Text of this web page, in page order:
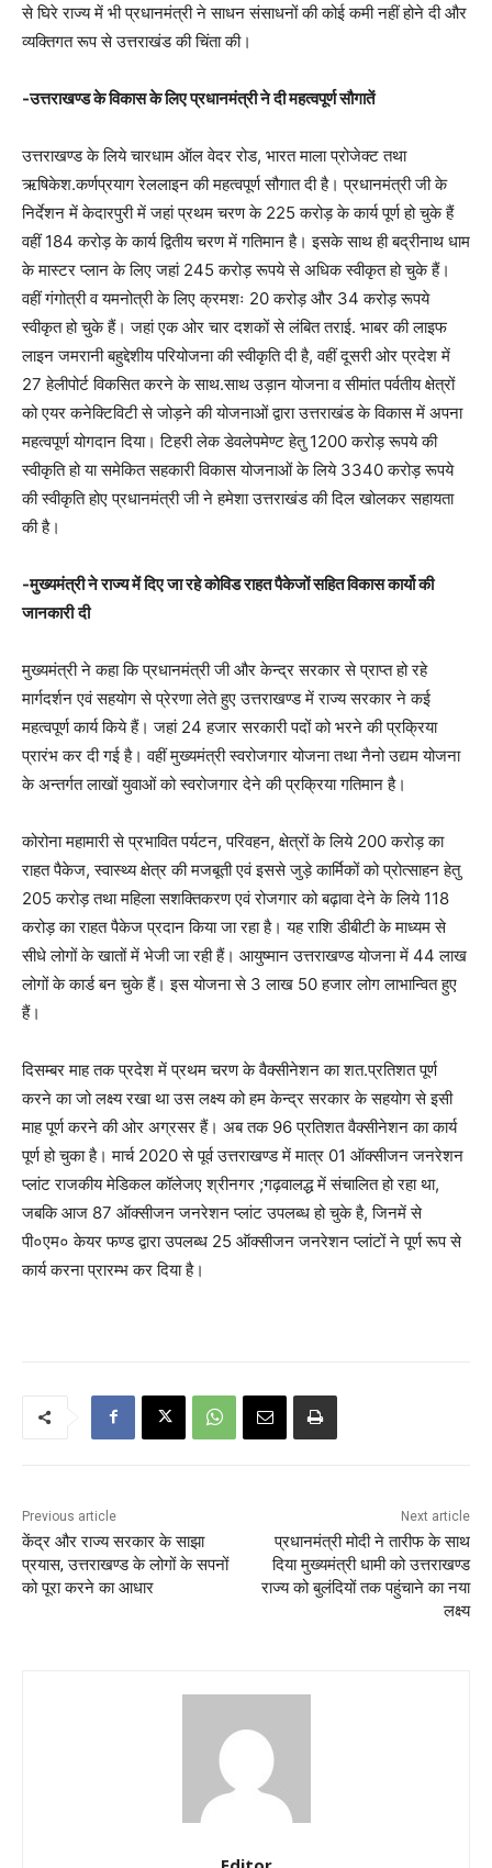
से घिरे राज्य में भी प्रधानमंत्री ने साधन संसाधनों की कोई कमी नहीं होने दी और
व्यक्तिगत रूप से उत्तराखंड की चिंता की।
-उत्तराखण्ड के विकास के लिए प्रधानमंत्री ने दी महत्वपूर्ण सौगातें
उत्तराखण्ड के लिये चारधाम ऑल वेदर रोड, भारत माला प्रोजेक्ट तथा
ऋषिकेश.कर्णप्रयाग रेललाइन की महत्वपूर्ण सौगात दी है। प्रधानमंत्री जी के
निर्देशन में केदारपुरी में जहां प्रथम चरण के 225 करोड़ के कार्य पूर्ण हो चुके हैं
वहीं 184 करोड़ के कार्य द्वितीय चरण में गतिमान है। इसके साथ ही बद्रीनाथ धाम
के मास्टर प्लान के लिए जहां 245 करोड़ रूपये से अधिक स्वीकृत हो चुके हैं।
वहीं गंगोत्री व यमनोत्री के लिए क्रमशः 20 करोड़ और 34 करोड़ रूपये
स्वीकृत हो चुके हैं। जहां एक ओर चार दशकों से लंबित तराई. भाबर की लाइफ
लाइन जमरानी बहुद्देशीय परियोजना की स्वीकृति दी है, वहीं दूसरी ओर प्रदेश में
27 हेलीपोर्ट विकसित करने के साथ.साथ उड़ान योजना व सीमांत पर्वतीय क्षेत्रों
को एयर कनेक्टिविटी से जोड़ने की योजनाओं द्वारा उत्तराखंड के विकास में अपना
महत्वपूर्ण योगदान दिया। टिहरी लेक डेवलेपमेण्ट हेतु 1200 करोड़ रूपये की
स्वीकृति हो या समेकित सहकारी विकास योजनाओं के लिये 3340 करोड़ रूपये
की स्वीकृति होए प्रधानमंत्री जी ने हमेशा उत्तराखंड की दिल खोलकर सहायता
की है।
-मुख्यमंत्री ने राज्य में दिए जा रहे कोविड राहत पैकेजों सहित विकास कार्यो की
जानकारी दी
मुख्यमंत्री ने कहा कि प्रधानमंत्री जी और केन्द्र सरकार से प्राप्त हो रहे
मार्गदर्शन एवं सहयोग से प्रेरणा लेते हुए उत्तराखण्ड में राज्य सरकार ने कई
महत्वपूर्ण कार्य किये हैं। जहां 24 हजार सरकारी पदों को भरने की प्रक्रिया
प्रारंभ कर दी गई है। वहीं मुख्यमंत्री स्वरोजगार योजना तथा नैनो उद्यम योजना
के अन्तर्गत लाखों युवाओं को स्वरोजगार देने की प्रक्रिया गतिमान है।
कोरोना महामारी से प्रभावित पर्यटन, परिवहन, क्षेत्रों के लिये 200 करोड़ का
राहत पैकेज, स्वास्थ्य क्षेत्र की मजबूती एवं इससे जुड़े कार्मिकों को प्रोत्साहन हेतु
205 करोड़ तथा महिला सशक्तिकरण एवं रोजगार को बढ़ावा देने के लिये 118
करोड़ का राहत पैकेज प्रदान किया जा रहा है। यह राशि डीबीटी के माध्यम से
सीधे लोगों के खातों में भेजी जा रही हैं। आयुष्मान उत्तराखण्ड योजना में 44 लाख
लोगों के कार्ड बन चुके हैं। इस योजना से 3 लाख 50 हजार लोग लाभान्वित हुए
हैं।
दिसम्बर माह तक प्रदेश में प्रथम चरण के वैक्सीनेशन का शत.प्रतिशत पूर्ण
करने का जो लक्ष्य रखा था उस लक्ष्य को हम केन्द्र सरकार के सहयोग से इसी
माह पूर्ण करने की ओर अग्रसर हैं। अब तक 96 प्रतिशत वैक्सीनेशन का कार्य
पूर्ण हो चुका है। मार्च 2020 से पूर्व उत्तराखण्ड में मात्र 01 ऑक्सीजन जनरेशन
प्लांट राजकीय मेडिकल कॉलेजए श्रीनगर ;गढ़वालद्ध में संचालित हो रहा था,
जबकि आज 87 ऑक्सीजन जनरेशन प्लांट उपलब्ध हो चुके है, जिनमें से
पी०एम० केयर फण्ड द्वारा उपलब्ध 25 ऑक्सीजन जनरेशन प्लांटों ने पूर्ण रूप से
कार्य करना प्रारम्भ कर दिया है।
Previous article
केंद्र और राज्य सरकार के साझा
प्रयास, उत्तराखण्ड के लोगों के सपनों
को पूरा करने का आधार
Next article
प्रधानमंत्री मोदी ने तारीफ के साथ
दिया मुख्यमंत्री धामी को उत्तराखण्ड
राज्य को बुलंदियों तक पहुंचाने का नया
लक्ष्य